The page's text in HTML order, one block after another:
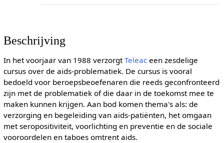
Beschrijving
In het voorjaar van 1988 verzorgtTeleaceen zesdelige
cursus over de aids-problematiek. De cursus is vooral
bedoeld voor beroepsbeoefenaren die reeds geconfronteerd
zijn met de problematiek of die daar in de toekomst mee te
maken kunnen krijgen. Aan bod komen thema's als: de
verzorging en begeleiding van aids-patiënten, het omgaan
met seropositiviteit, voorlichting en preventie en de sociale
vooroordelen en taboes omtrent aids.